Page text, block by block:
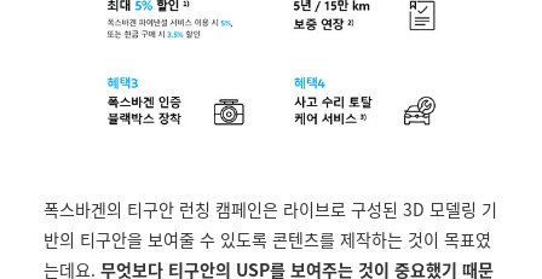
폭스바겐의 티구안 런칭 캠페인은 라이브로 구성된 3D 모델링 기
반의 티구안을 보여줄 수 있도록 콘텐츠를 제작하는 것이 목표였
는데요. 무엇보다 티구안의 USP를 보여주는 것이 중요했기 때문